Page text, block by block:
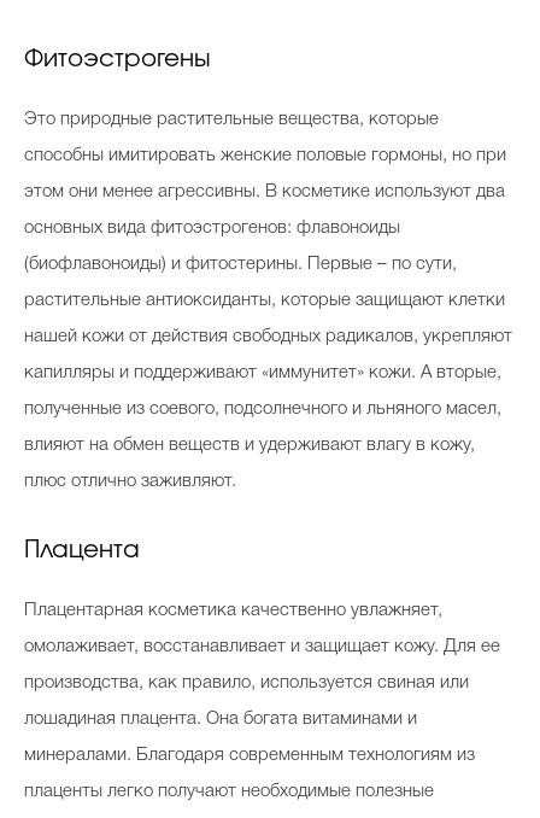
Фитоэстрогены
Это природные растительные вещества, которые
способны имитировать женские половые гормоны, но при
этом они менее агрессивны. В косметике используют два
основных вида фитоэстрогенов: флавоноиды
(биофлавоноиды) и фитостерины. Первые – по сути,
растительные антиоксиданты, которые защищают клетки
нашей кожи от действия свободных радикалов, укрепляют
капилляры и поддерживают «иммунитет» кожи. А вторые,
полученные из соевого, подсолнечного и льняного масел,
влияют на обмен веществ и удерживают влагу в кожу,
плюс отлично заживляют.
Плацента
Плацентарная косметика качественно увлажняет,
омолаживает, восстанавливает и защищает кожу. Для ее
производства, как правило, используется свиная или
лошадиная плацента. Она богата витаминами и
минералами. Благодаря современным технологиям из
плаценты легко получают необходимые полезные